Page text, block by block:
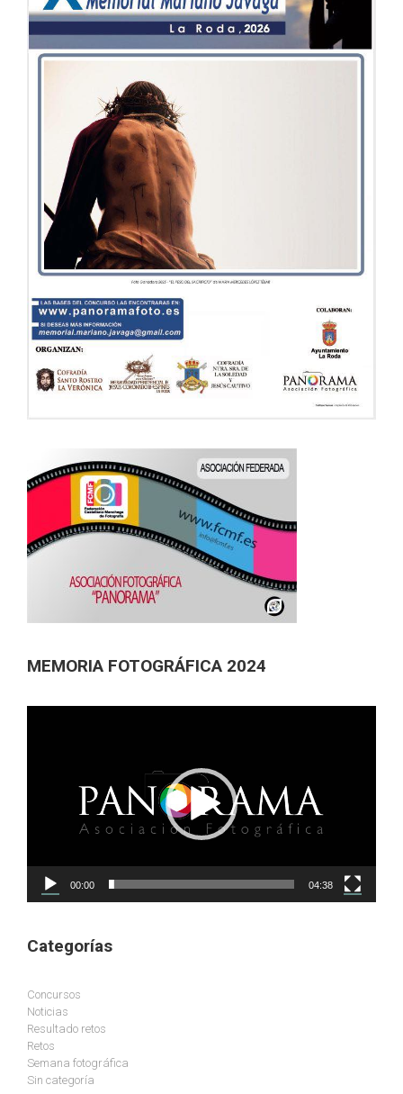
MEMORIA FOTOGRÁFICA 2024
00:00 04:38
Categorías
Concursos
Noticias
Resultado retos
Retos
Semana fotográfica
Sin categoría